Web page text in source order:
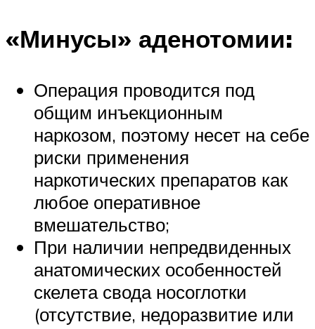
«Минусы» аденотомии:
Операция проводится под
общим инъекционным
наркозом, поэтому несет на себе
риски применения
наркотических препаратов как
любое оперативное
вмешательство;
При наличии непредвиденных
анатомических особенностей
скелета свода носоглотки
(отсутствие, недоразвитие или